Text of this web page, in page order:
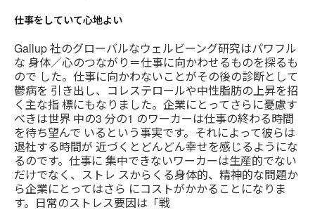
仕事をしていて心地よい
Gallup 社のグローバルなウェルビーング研究はパワフル
な 身体／心のつながり＝仕事に向かわせるものを探るも
ので した。仕事に向かわないことがその後の診断として
鬱病を 引き出し、コレステロールや中性脂肪の上昇を招
く主な指 標にもなりました。企業にとってさらに憂慮す
べきは世界 中の3 分の1 のワーカーは仕事の終わる時間
を待ち望んで いるという事実です。それによって彼らは
退社する時間が 近づくとどんどん幸せを感じるようにな
るのです。仕事に 集中できないワーカーは生産的でない
だけでなく、ストレ スからくる身体的、精神的な問題か
ら企業にとってはさら にコストがかかることになりま
す。日常のストレス要因は「戦